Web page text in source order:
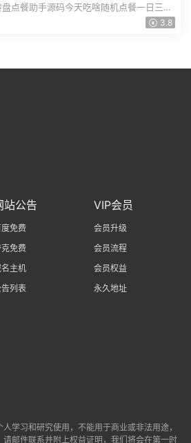
速选择每天吃什么软件工具+安卓APP
点餐助手源码今天吃啥随机点餐一日三餐
3.8
站公告
免费
免费
主机
告列表
VIP会员
会员升级
会员流程
会员权益
永久地址
学习和研究使用，不能用于商业或非法用途，
邮件联系并附上权益证明，我们将会在第一时